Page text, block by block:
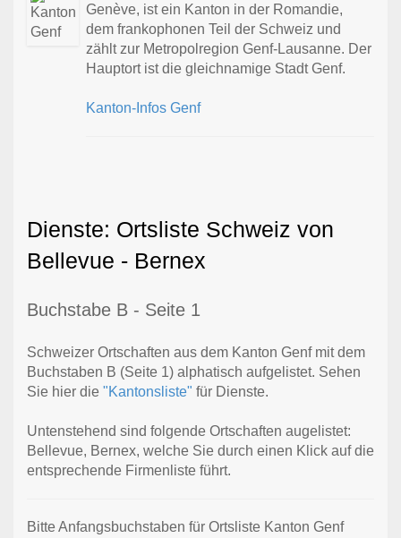
Genève, ist ein Kanton in der Romandie,
dem frankophonen Teil der Schweiz und
zählt zur Metropolregion Genf-Lausanne. Der
Hauptort ist die gleichnamige Stadt Genf.
Kanton-Infos Genf
Dienste: Ortsliste Schweiz von
Bellevue - Bernex
Buchstabe B - Seite 1
Schweizer Ortschaften aus dem Kanton Genf mit dem
Buchstaben B (Seite 1) alphatisch aufgelistet. Sehen
Sie hier die "Kantonsliste" für Dienste.
Untenstehend sind folgende Ortschaften augelistet:
Bellevue, Bernex, welche Sie durch einen Klick auf die
entsprechende Firmenliste führt.
Bitte Anfangsbuchstaben für Ortsliste Kanton Genf